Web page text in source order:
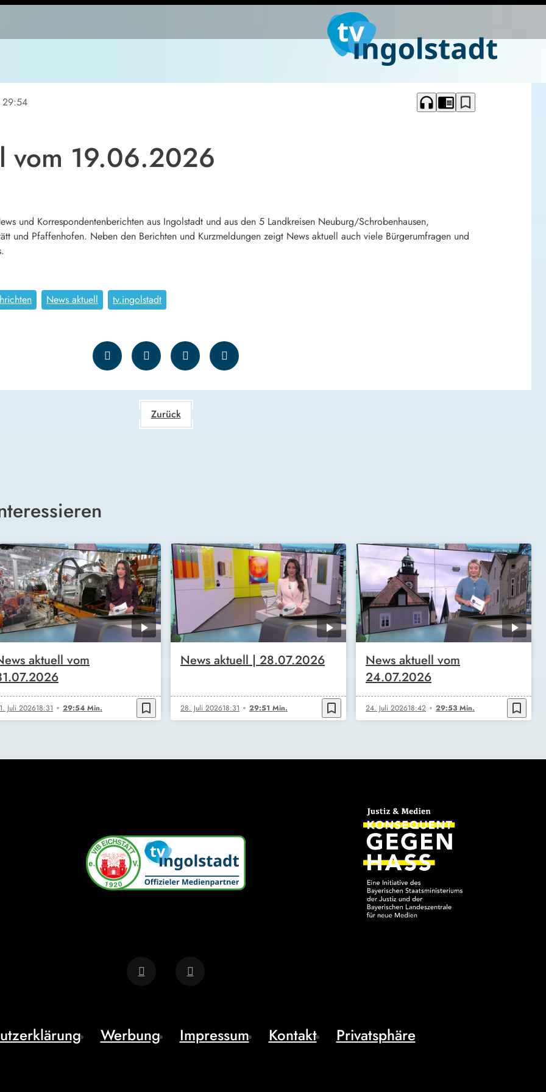
29:54 headphones chrome_reader_mode bookmark_border
vom 19.06.2026
und Korrespondentenberichten aus Ingolstadt und aus den 5 Landkreisen Neuburg/Schrobenhausen,
und Pfaffenhofen. Neben den Berichten und Kurzmeldungen zeigt News aktuell auch viele Bürgerumfragen und
News aktuell tv.ingolstadt
Zurück
aktuell vom
Juli 202618:31 29:54 Min. bookmark_border
News aktuell | 28.07.2026
28. Juli 202618:31 29:51 Min. bookmark_border
News aktuell vom
24.07.2026
24. Juli 202618:42 29:53 Min. bookmark_border
Werbung Impressum Kontakt Privatsphäre